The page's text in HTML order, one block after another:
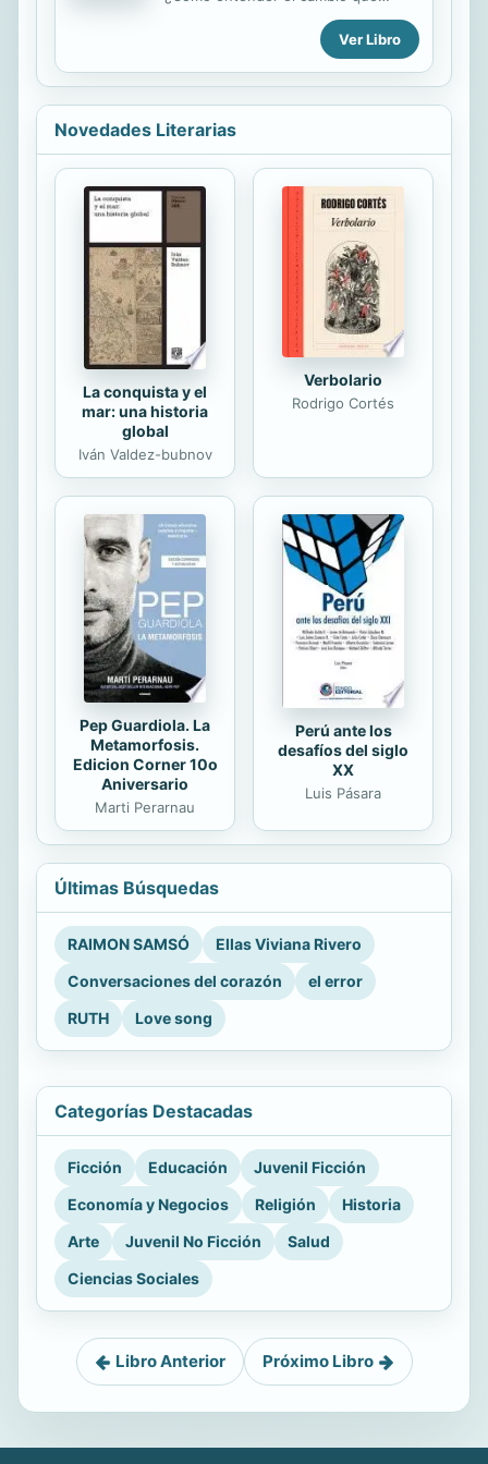
exacta y asequible información de
fondo sobre el tema, junto a una
detallada descripción de métodos
tridimensionales para...
desorientó a la escuela? ¿Es posible
poner en sintonía culturas tan
disimiles como la escolar, la digital, y
todo aquello que traen los
estudiantes al aula? Navegar entre
culturas fue escrito para los lectores
sobre las tensiones que atraviesan la
escuela actual. Cada capítulo se
adentra en la trama de la vida
escolar, interpelando las prácticas
culturales y penetrando en la cáscara
del problema para ver a quienes alli
Ver Libro
Novedades Literarias
La conquista y el
mar: una historia
global
Iván Valdez-bubnov
Verbolario
Rodrigo Cortés
Pep Guardiola. La
Metamorfosis.
Edicion Corner 10o
Aniversario
Marti Perarnau
Perú ante los
desafíos del siglo
XX
Luis Pásara
Últimas Búsquedas
RAIMON SAMSÓ
Ellas Viviana Rivero
Conversaciones del corazón
el error
RUTH
Love song
Categorías Destacadas
Ficción Educación
Juvenil Ficción
Economía y Negocios
Religión
Historia
Arte
Juvenil No Ficción
Salud
Ciencias Sociales
Libro Anterior Próximo Libro